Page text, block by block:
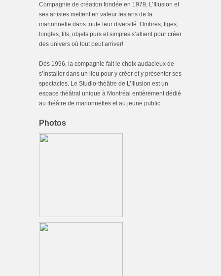
Compagnie de création fondée en 1979, L’Illusion et
ses artistes mettent en valeur les arts de la
marionnette dans toute leur diversité. Ombres, tiges,
tringles, fils, objets purs et simples s’allient pour créer
des univers où tout peut arriver!
Dès 1996, la compagnie fait le choix audacieux de
s’installer dans un lieu pour y créer et y présenter ses
spectacles. Le Studio-théâtre de L’Illusion est un
espace théâtral unique à Montréal entièrement dédié
au théâtre de marionnettes et au jeune public.
Photos